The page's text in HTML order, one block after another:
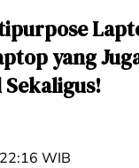
yang
Sekaligus!
WIB